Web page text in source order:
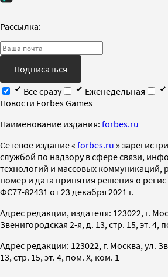
Рассылка:
Подписаться
Все сразу
Еженедельная
Новости Forbes Games
Наименование издания: forbes.ru
Cетевое издание « forbes.ru »
службой по надзору в сфере связи,
технологий и массовых коммуникаций,
номер и дата принятия решения о
ФС77-82431 от 23 декабря 2021 г.
Адрес редакции, издателя: 123022, г.
Звенигородская 2-я, д. 13, стр. 15, эт. 4,
Адрес редакции: 123022, г. Москва, ул.
13, стр. 15, эт. 4, пом. X, ком. 1